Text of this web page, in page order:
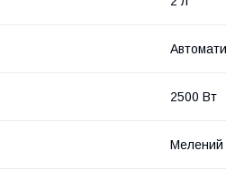
2500 Вт
Мелений